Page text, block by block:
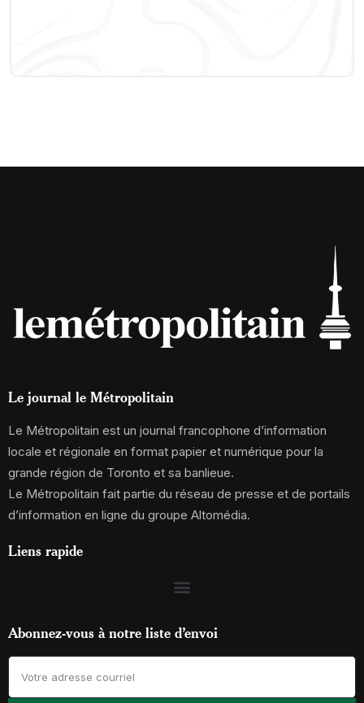
Le journal le Métropolitain
Le Métropolitain est un journal francophone d’information
locale et régionale en format papier et numérique pour la
grande région de Toronto et sa banlieue.
Le Métropolitain fait partie du réseau de presse et de portails
d’information en ligne du groupe Altomédia.
Liens rapide
Abonnez-vous à notre liste d’envoi